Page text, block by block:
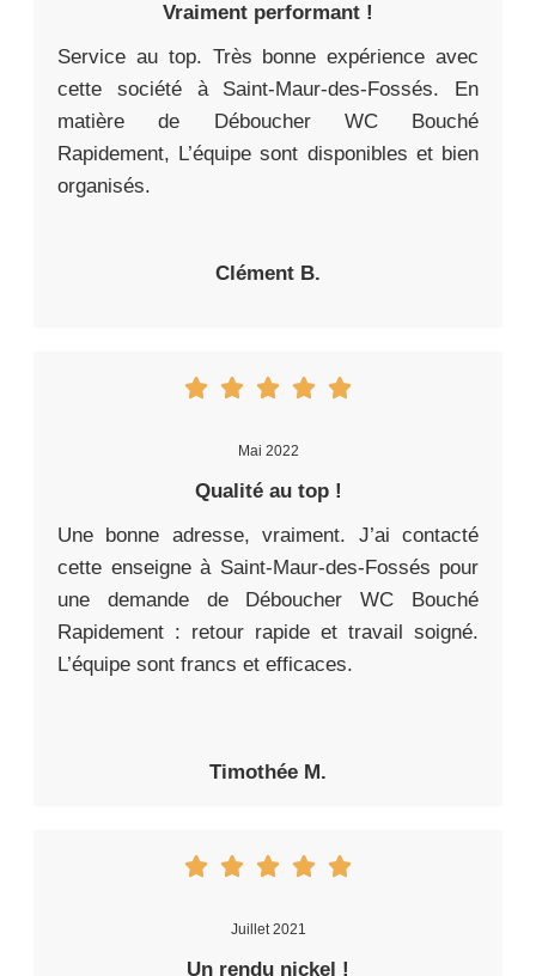
Vraiment performant !
Service au top. Très bonne expérience avec
cette société à Saint-Maur-des-Fossés. En
matière de Déboucher WC Bouché
Rapidement, L’équipe sont disponibles et bien
organisés.
Clément B.
Mai 2022
Qualité au top !
Une bonne adresse, vraiment. J’ai contacté
cette enseigne à Saint-Maur-des-Fossés pour
une demande de Déboucher WC Bouché
Rapidement : retour rapide et travail soigné.
L’équipe sont francs et efficaces.
Timothée M.
Juillet 2021
Un rendu nickel !